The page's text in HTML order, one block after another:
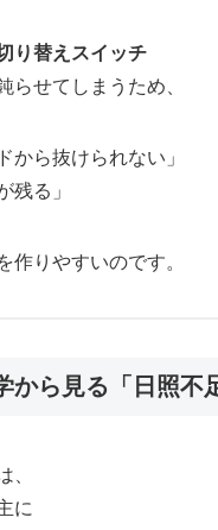
り替えスイッチ
らせてしまうため、
から抜けられない」
残る」
作りやすいのです。
から見る「日照不
、
に